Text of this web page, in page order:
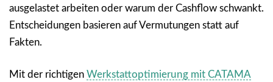
ausgelastet arbeiten oder warum der Cashflow schwankt.
Entscheidungen basieren auf Vermutungen statt auf
Fakten.
Mit der richtigen Werkstattoptimierung mit CATAMA